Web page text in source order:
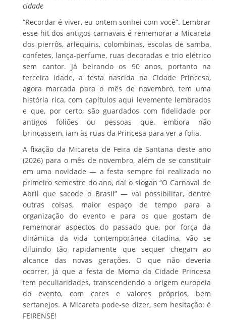
cidade
“Recordar é viver, eu ontem sonhei com você”. Lembrar
esse hit dos antigos carnavais é rememorar a Micareta
dos pierrôs, arlequins, colombinas, escolas de samba,
confetes, lança-perfume, ruas decoradas e trio elétrico
sem cantor. Já beirando os 90 anos, portanto na
terceira idade, a festa nascida na Cidade Princesa,
agora marcada para o mês de novembro, tem uma
história rica, com capítulos aqui levemente lembrados
e que, por certo, são guardados com fidelidade por
antigos foliões ou pessoas que, embora não
brincassem, iam às ruas da Princesa para ver a folia.
A fixação da Micareta de Feira de Santana deste ano
(2026) para o mês de novembro, além de se constituir
em uma novidade — a festa sempre foi realizada no
primeiro semestre do ano, daí o slogan “O Carnaval de
Abril que sacode o Brasil” — vai possibilitar, dentre
outras coisas, maior espaço de tempo para a
organização do evento e para os que gostam de
rememorar aspectos do passado que, por força da
dinâmica da vida contemporânea citadina, vão se
diluindo tão rapidamente que sequer chegam ao
alcance das novas gerações. O que não deveria
ocorrer, já que a festa de Momo da Cidade Princesa
tem peculiaridades, transcendendo a origem europeia
do evento, com cores e valores próprios, bem
sertanejos. A Micareta pode-se dizer, sem hesitação: é
FEIRENSE!